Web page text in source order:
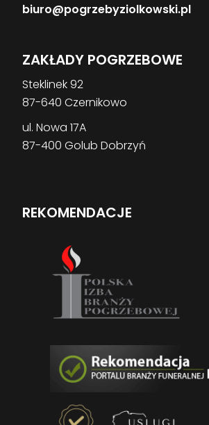
biuro@pogrzebyziolkowski.pl
ZAKŁADY POGRZEBOWE
Steklinek 92
87-640 Czernikowo
ul. Nowa 17A
87-400 Golub Dobrzyń
REKOMENDACJE